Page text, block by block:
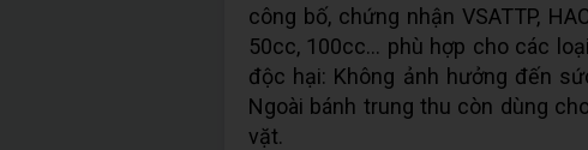
công bố, chứng nhận VSATTP,
50cc, 100cc… phù hợp cho các
độc hại: Không ảnh hưởng đến
Ngoài bánh trung thu còn dùng
vặt.